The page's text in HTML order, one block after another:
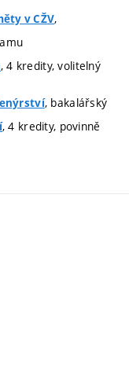
v CŽV,
, 4 kredity, volitelný
, bakalářský
, 4 kredity, povinně